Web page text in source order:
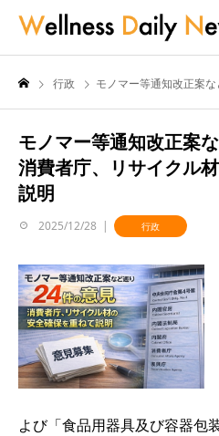
行政 モノマー等通知改正案など巡り24件の意
モノマー等通知改正案
消費者庁、リサイクル
説明
2025/12/28 行政
よび「食品用器具及び容器包